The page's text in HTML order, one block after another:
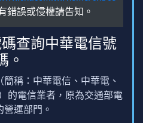
錯誤或侵權請告知。
查詢中華電信號
。
稱：中華電信、中華電、
的電信業者，原為交通部電
營運部門。